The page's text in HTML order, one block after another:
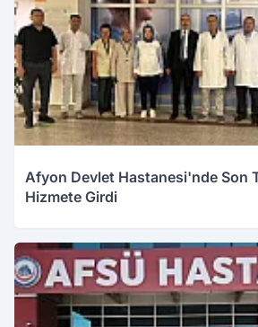
Afyon Devlet Hastanesi'nde Son
Hizmete Girdi